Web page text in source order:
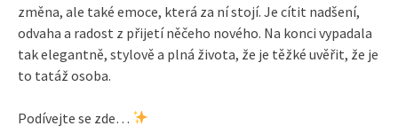
změna, ale také emoce, která za ní stojí. Je cítit nadšení,
odvaha a radost z přijetí něčeho nového. Na konci vypadala
tak elegantně, stylově a plná života, že je těžké uvěřit, že je
to tatáž osoba.
Podívejte se zde…